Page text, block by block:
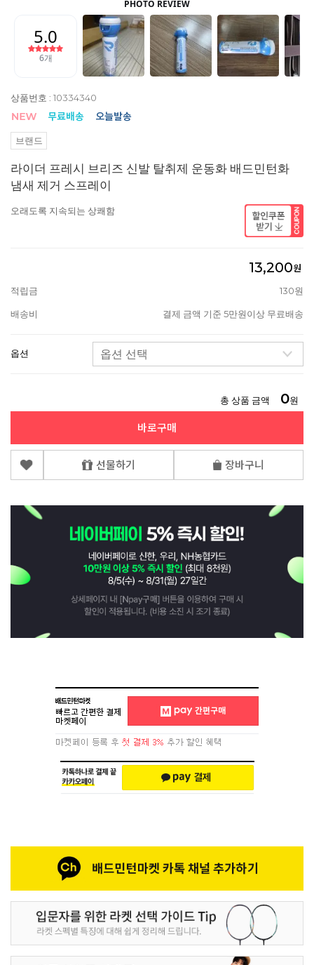
상품번호 : 10334340
브랜드
라이더 프레시 브리즈 신발 탈취제 운동화 배드민턴화
냄새 제거 스프레이
오래도록 지속되는 상쾌함
13,200원
적립금
130원
배송비 결제 금액 기준 5만원이상 무료배송
옵션
총 상품 금액 0원
바로구매
선물하기 장바구니